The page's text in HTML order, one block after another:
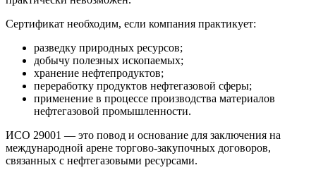
Сертификат необходим, если компания практикует:
разведку природных ресурсов;
добычу полезных ископаемых;
хранение нефтепродуктов;
переработку продуктов нефтегазовой сферы;
применение в процессе производства материалов
нефтегазовой промышленности.
ИСО 29001 — это повод и основание для заключения на
международной арене торгово-закупочных договоров,
связанных с нефтегазовыми ресурсами.